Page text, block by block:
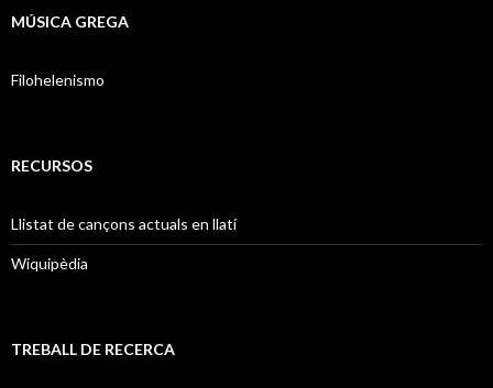
MÚSICA GREGA
Filohelenismo
RECURSOS
Llistat de cançons actuals en llatí
Wiquipèdia
TREBALL DE RECERCA